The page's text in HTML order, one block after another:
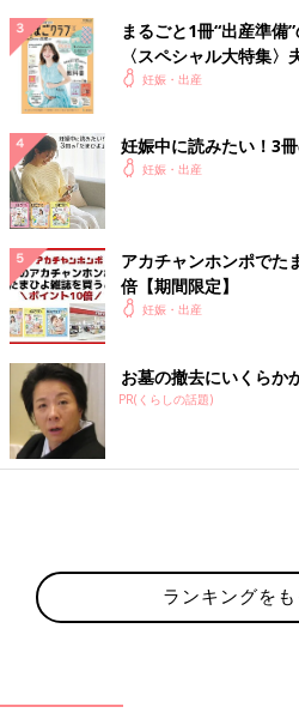
赤ちゃんが何人いるか
赤ちゃんが1人（単胎）か、複数（
合、大きな産院に紹介されることも
赤ちゃんの大きさと正確な妊娠週
超音波検査では、赤ちゃんの頭か
や、頭の左右の直径（児頭大横径）
んの大きさや発育をチェックします。
妊娠8～10週ころの胎児は発育に差
殿長を、また妊娠11週以降は児頭大
数や分娩予定日を決定します。
ょうか。
妊娠5カ月ごろから
早い人で妊娠5カ月ごろからわかり
まるごと1冊“出産準備
〈スペシャル大特集
妊娠・出産
妊娠中に読みたい！3冊
妊娠・出産
アカチャンホンポでた
倍【期間限定】
妊娠・出産
お墓の撤去にいくらか
PR(くらしの話題)
ランキングを